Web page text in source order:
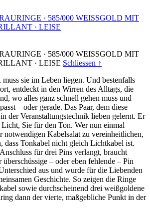
· 585/000 WEISSGOLD MIT
· LEISE
· 585/000 WEISSGOLD MIT
· LEISE Schliessen ↑
sie im Leben liegen. Und bestenfalls
entdeckt in den Wirren des Alltags, die
wo alles ganz schnell gehen muss und
– oder gerade. Das Paar, dem diese
der Veranstaltungstechnik lieben gelernt. Er
Sie für den Ton. Wer nun einmal
notwendigen Kabelsalat zu vereinheitlichen,
dass Tonkabel nicht gleich Lichtkabel ist.
für drei Pins verlangt, braucht
– oder eben fehlende – Pin
aus und wurde für die Liebenden
Geschichte. So zeigen die Ringe
sowie durchscheinend drei weißgoldene
dann der vierte, maßgebliche Punkt in der